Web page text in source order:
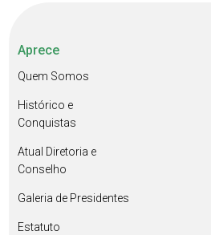
Aprece
Quem Somos
Histórico e
Conquistas
Atual Diretoria e
Conselho
Galeria de Presidentes
Estatuto